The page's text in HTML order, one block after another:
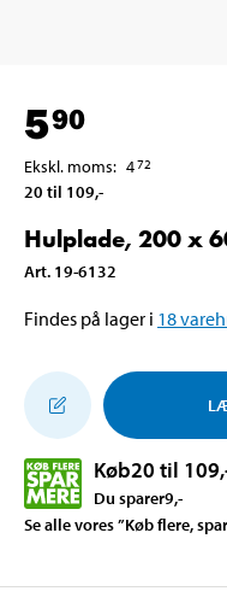
590
Ekskl. moms: 472
20 til 109,-
Hulplade, 200 x
Art. 19-6132
Findes på lager i 18
Køb20 til 109
Du sparer9,-
Se alle vores ”Køb flere,